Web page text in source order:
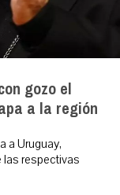
gozo el
a la región
a Uruguay,
las respectivas